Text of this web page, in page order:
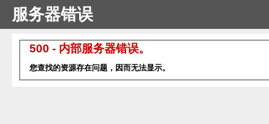
服务器错误
500 - 内部服务器错误。
您查找的资源存在问题，因而无法显示。